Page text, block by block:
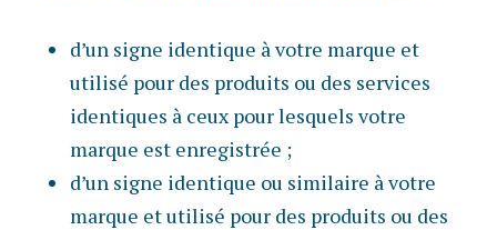
d’un signe identique à votre marque et
utilisé pour des produits ou des services
identiques à ceux pour lesquels votre
marque est enregistrée ;
d’un signe identique ou similaire à votre
marque et utilisé pour des produits ou des